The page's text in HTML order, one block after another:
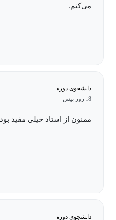
می‌کنم.
دانشجوی دوره
18 روز پیش
ممنون از استاد خیلی مفید بود
دانشجوی دوره